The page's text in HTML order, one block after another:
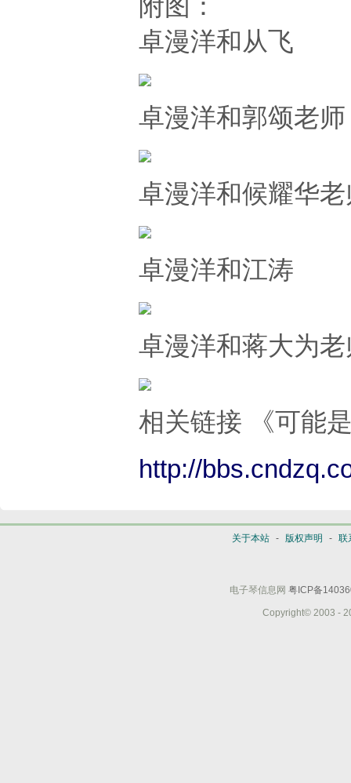
附图：
卓漫洋和从飞
卓漫洋和郭颂老师
卓漫洋和候耀华
卓漫洋和江涛
卓漫洋和蒋大为
相关链接 《可能
http://
关于本站 - 版权声明 - 联
电子琴信息网 粤ICP备
Copyright© 2003 -